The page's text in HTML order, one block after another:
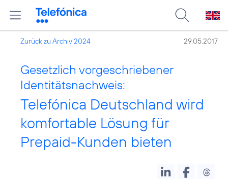
Zurück zu Archiv 2024 29.05.2017
Gesetzlich vorgeschriebener
Identitätsnachweis:
Telefónica Deutschland wird
komfortable Lösung für
Prepaid-Kunden bieten